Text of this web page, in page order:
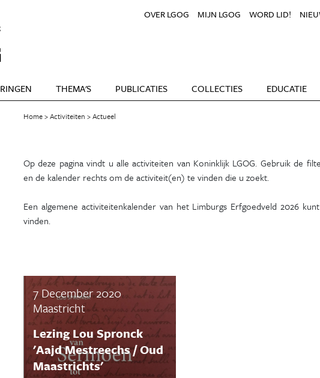
THEMA'S PUBLICATIES COLLECTIES EDUCATIE
OVER LGOG MIJN LGOG WORD LID!
Home Activiteiten Actueel
Op deze pagina vindt u alle activiteiten van Koninklijk LGOG. Gebruik de
en de kalender rechts om de activiteit(en) te vinden die u zoekt.
Een algemene activiteitenkalender van het Limburgs Erfgoedveld 2026
vinden.
7 December 2020
Maastricht
Lezing Lou Spronck
'Aajd Mestreechs / Oud
Maastrichts'